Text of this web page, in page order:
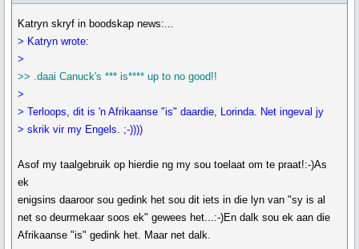
Katryn skryf in boodskap news:...
> Katryn wrote:
>
>> .daai Canuck's *** is**** up to no good!!
>
> Terloops, dit is 'n Afrikaanse "is" daardie, Lorinda. Net ingeval jy
> skrik vir my Engels. ;-))))
Asof my taalgebruik op hierdie ng my sou toelaat om te praat!:-)As
ek
enigsins daaroor sou gedink het sou dit iets in die lyn van "sy is al
net so deurmekaar soos ek" gewees het...:-)En dalk sou ek aan die
Afrikaanse "is" gedink het. Maar net dalk.